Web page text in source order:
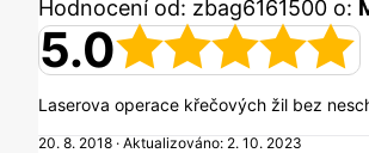
Hodnocení od: zbag6161500 o:
5.0
Laserova operace křečových žil bez
20. 8. 2018 · Aktualizováno: 2. 10. 2023